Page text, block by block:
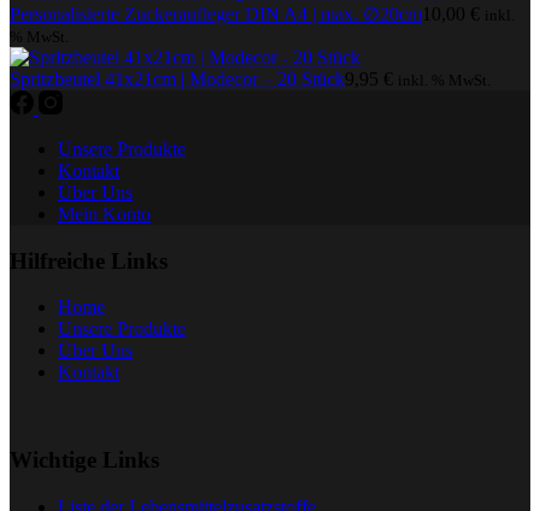
Personalisierte Zuckeraufleger DIN A4 | max. ∅20cm 10,00 €
inkl.
% MwSt.
Spritzbeutel 41x21cm | Modecor – 20 Stück9,95 € inkl. % MwSt.
Unsere Produkte
Kontakt
Über Uns
Mein Konto
Hilfreiche Links
Home
Unsere Produkte
Über Uns
Kontakt
Wichtige Links
Liste der Lebensmittelzusatzstoffe